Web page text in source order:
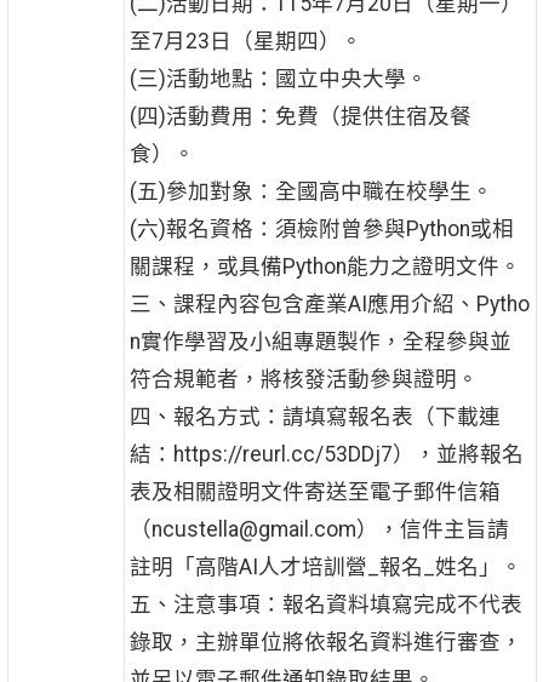
至7月23日（星期四）。
(三)活動地點：國立中央大學。
(四)活動費用：免費（提供住宿及餐
食）。
(五)參加對象：全國高中職在校學生。
(六)報名資格：須檢附曾參與Python或相
關課程，或具備Python能力之證明文件。
三、課程內容包含產業AI應用介紹、Pytho
n實作學習及小組專題製作，全程參與並
符合規範者，將核發活動參與證明。
四、報名方式：請填寫報名表（下載連
結：https://reurl.cc/53DDj7），並將報名
表及相關證明文件寄送至電子郵件信箱
（ncustella@gmail.com），信件主旨請
註明「高階AI人才培訓營_報名_姓名」。
五、注意事項：報名資料填寫完成不代表
錄取，主辦單位將依報名資料進行審查，